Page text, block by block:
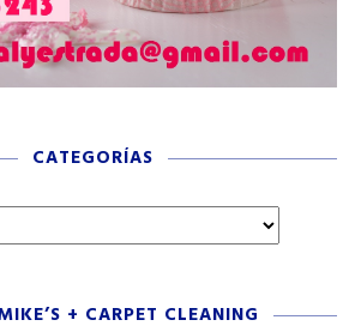
CATEGORÍAS
+ CARPET CLEANING